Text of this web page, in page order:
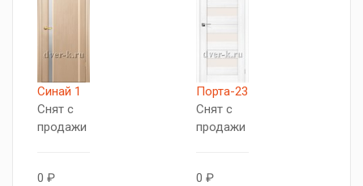
Синай 1
Снят с
продажи
0 ₽
Порта-23
Снят с
продажи
0 ₽